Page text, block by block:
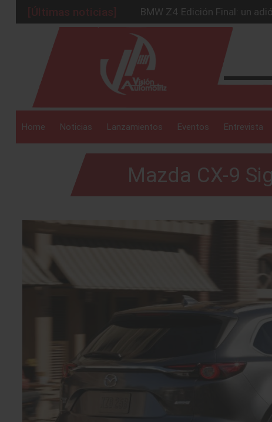
[Últimas noticias]
Ford Edge Híbrida: la SUV
Ventas se estabilizan: INEGI
Será 2026, año de evolución
Chirey lanzará su primera
BMW Z4 Edición Final: un
Home Noticias Lanzamientos Eventos Entrevista
Mazda CX-9